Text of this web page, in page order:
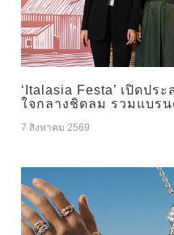
‘Italasia Festa’ เปิดป
ใจกลางชิดลม รวมแบร
7 สิงหาคม 2569